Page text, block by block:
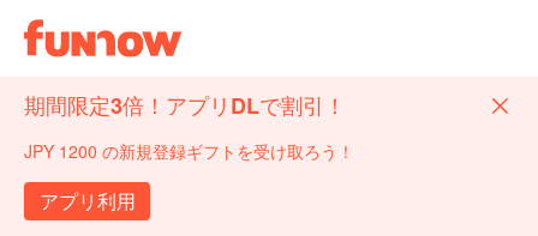
期間限定3倍！アプリDLで割引！
JPY 1200 の新規登録ギフトを受け取ろう！
アプリ利用